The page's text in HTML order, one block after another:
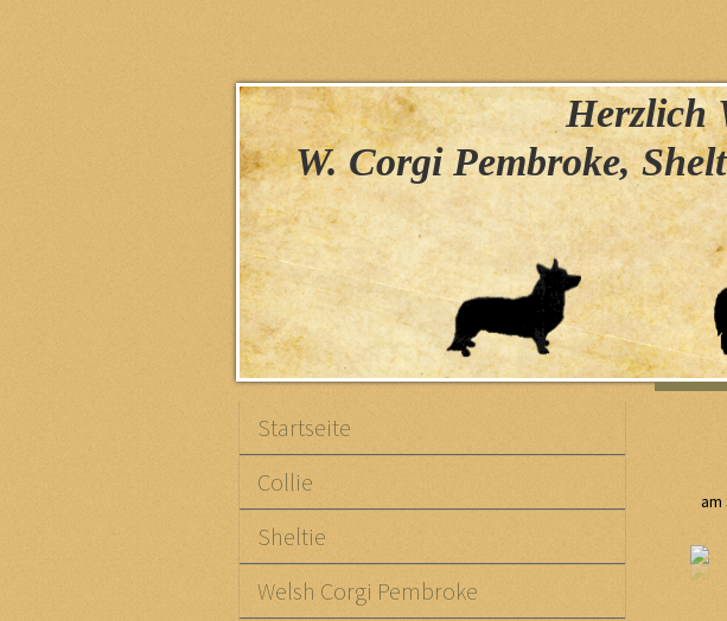
Herzlich
W. Corgi Pembroke,
Startseite
Collie
Sheltie
Welsh Corgi Pembroke
am